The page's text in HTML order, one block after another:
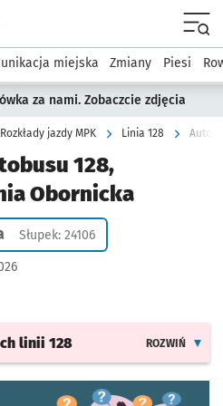
podserwis: Komunikacja
miejska Zmiany Piesi
za nami. Zobaczcie zdjęcia
Rozkłady jazdy MPK Linia 128
128,
Obornicka
Słupek: 24106
linii 128 ROZWIŃ